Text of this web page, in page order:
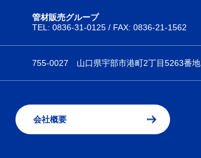
管材販売グループ
TEL: 0836-31-0125 / FAX: 0836-21-1562
755-0027 山口県宇部市港町2丁目5263番地
会社概要